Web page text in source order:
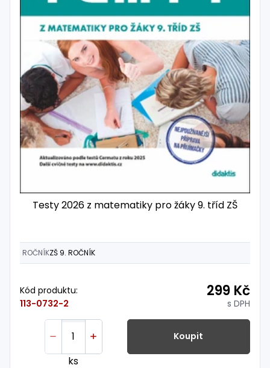
Testy 2026 z matematiky pro žáky 9. tříd ZŠ
ROČNÍKZŠ 9. ROČNÍK
Kód produktu:
113-0732-2
299 Kč
s DPH
ks
Koupit